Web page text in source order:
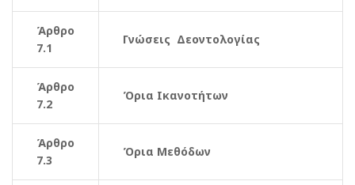
Άρθρο
7.1
Γνώσεις Δεοντολογίας
Άρθρο
7.2
Όρια Ικανοτήτων
Άρθρο
7.3
Όρια Μεθόδων